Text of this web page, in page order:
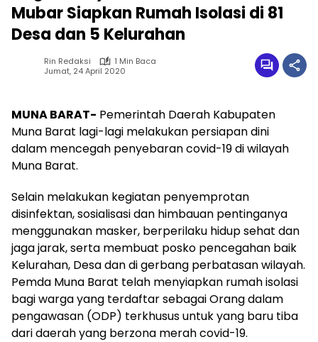
Mubar Siapkan Rumah Isolasi di 81
Desa dan 5 Kelurahan
Rin Redaksi
1 Min Baca
Jumat, 24 April 2020
MUNA BARAT- Pemerintah Daerah Kabupaten
Muna Barat lagi-lagi melakukan persiapan dini
dalam mencegah penyebaran covid-19 di wilayah
Muna Barat.
Selain melakukan kegiatan penyemprotan
disinfektan, sosialisasi dan himbauan pentinganya
menggunakan masker, berperilaku hidup sehat dan
jaga jarak, serta membuat posko pencegahan baik
Kelurahan, Desa dan di gerbang perbatasan wilayah.
Pemda Muna Barat telah menyiapkan rumah isolasi
bagi warga yang terdaftar sebagai Orang dalam
pengawasan (ODP) terkhusus untuk yang baru tiba
dari daerah yang berzona merah covid-19.